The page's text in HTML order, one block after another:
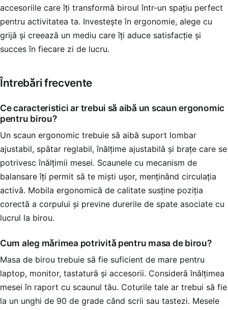
accesoriile care îți transformă biroul într-un spațiu perfect
pentru activitatea ta. Investește în ergonomie, alege cu
grijă și creează un mediu care îți aduce satisfacție și
succes în fiecare zi de lucru.
Întrebări frecvente
Ce caracteristici ar trebui să aibă un scaun ergonomic
pentru birou?
Un scaun ergonomic trebuie să aibă suport lombar
ajustabil, spătar reglabil, înălțime ajustabilă și brațe care se
potrivesc înălțimii mesei. Scaunele cu mecanism de
balansare îți permit să te miști ușor, menținând circulația
activă. Mobila ergonomică de calitate susține poziția
corectă a corpului și previne durerile de spate asociate cu
lucrul la birou.
Cum aleg mărimea potrivită pentru masa de birou?
Masa de birou trebuie să fie suficient de mare pentru
laptop, monitor, tastatură și accesorii. Consideră înălțimea
mesei în raport cu scaunul tău. Coturile tale ar trebui să fie
la un unghi de 90 de grade când scrii sau tastezi. Mesele